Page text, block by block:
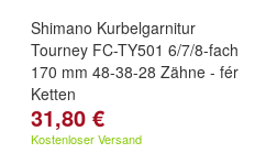
Shimano Kurbelgarnitur
Tourney FC-TY501 6/7/8-fach
170 mm 48-38-28 Zähne - fér
Ketten
31,80 €
Kostenloser Versand